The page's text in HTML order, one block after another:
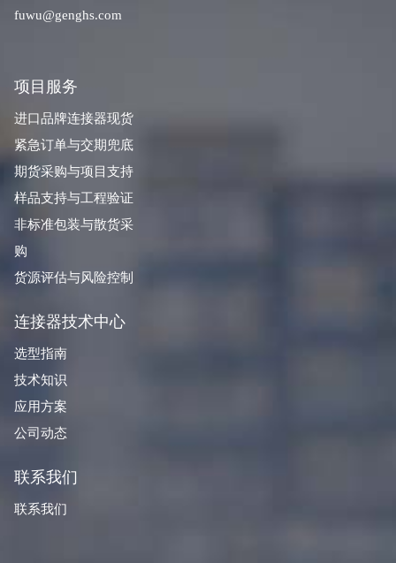
fuwu@genghs.com
项目服务
进口品牌连接器现货
紧急订单与交期兜底
期货采购与项目支持
样品支持与工程验证
非标准包装与散货采
购
货源评估与风险控制
连接器技术中心
选型指南
技术知识
应用方案
公司动态
联系我们
联系我们